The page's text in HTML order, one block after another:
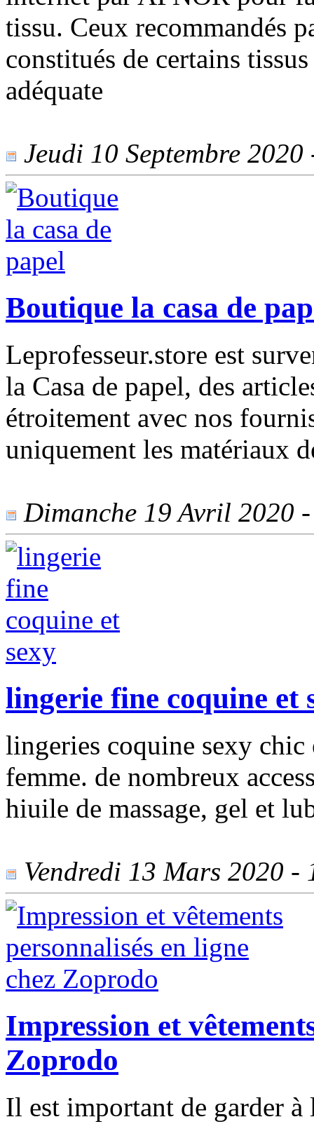
tissu. Ceux recommandés
constitués de certains
adéquate
Jeudi 10 Septembre
Boutique la casa de
Leprofesseur.store est
la Casa de papel, des
étroitement avec nos
uniquement les matériaux
Dimanche 19 Avril 2020
lingerie fine coquine et
lingeries coquine sexy
femme. de nombreux
hiuile de massage, gel et
Vendredi 13 Mars 2020 -
Impression et
Zoprodo
Il est important de garder à